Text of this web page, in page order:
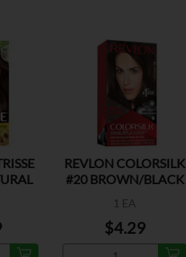
REVLON COLORSILK
#20 BROWN/BLACK
1 EA
$4.29